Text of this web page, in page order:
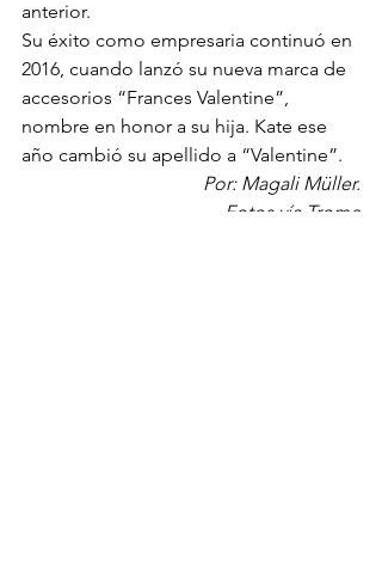
anterior.
Su éxito como empresaria continuó en
2016, cuando lanzó su nueva marca de
accesorios “Frances Valentine”,
nombre en honor a su hija. Kate ese
año cambió su apellido a “Valentine”.
Por: Magali Müller.
Fotos vía Trome